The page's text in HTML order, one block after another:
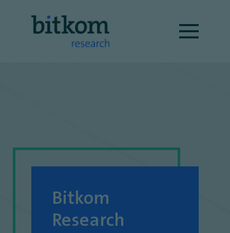
Bitkom
Research